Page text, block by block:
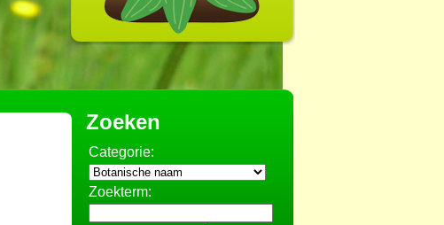
Zoeken
Categorie:
Zoekterm: